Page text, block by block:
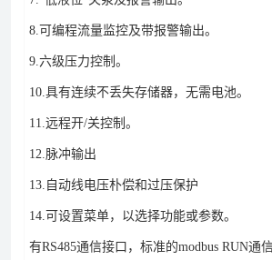
8.可编程流量监控及带报警输出。
9.六级压力控制。
10.具有连续不丢失存储器，无需电池。
11.远程开/关控制。
12.脉冲输出
13.自动线电压朴偿和过压保护
14.可设置菜单，以选择功能或参数。
有RS485通信接口，标准的modbus RUN通